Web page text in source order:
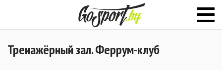
Тренажёрный зал. Феррум-клуб